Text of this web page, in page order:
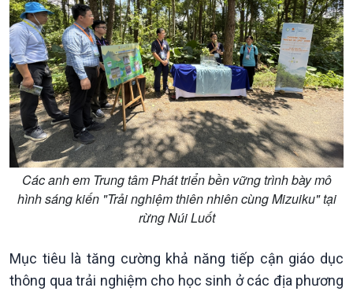
Podcast
Góc nhìn VOV1
Bình luận
Câu chuyện thời sự
Dòng chảy sự kiện
Đối thoại
Các anh em Trung tâm Phát triển bền vững trình bày mô
hình sáng kiến "Trải nghiệm thiên nhiên cùng Mizuiku" tại
rừng Núi Luốt
Mục tiêu là tăng cường khả năng tiếp cận giáo dục
thông qua trải nghiệm cho học sinh ở các địa phương